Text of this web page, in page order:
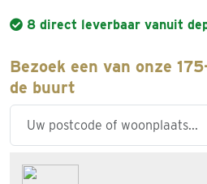
8 direct leverbaar vanuit
Bezoek een van onze
de buurt